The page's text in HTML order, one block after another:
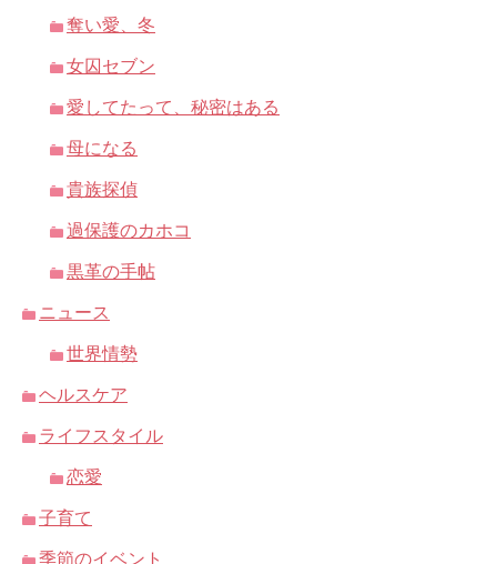
奪い愛、冬
女囚セブン
愛してたって、秘密はある
母になる
貴族探偵
過保護のカホコ
黒革の手帖
ニュース
世界情勢
ヘルスケア
ライフスタイル
恋愛
子育て
季節のイベント